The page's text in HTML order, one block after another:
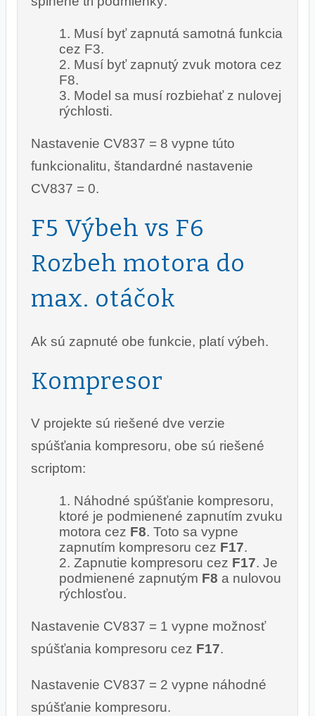
Musí byť zapnutá samotná funkcia
cez F3.
Musí byť zapnutý zvuk motora cez
F8.
Model sa musí rozbiehať z nulovej
rýchlosti.
Nastavenie CV837 = 8 vypne túto
funkcionalitu, štandardné nastavenie
CV837 = 0.
F5 Výbeh vs F6
Rozbeh motora do
max. otáčok
Ak sú zapnuté obe funkcie, platí výbeh.
Kompresor
V projekte sú riešené dve verzie
spúšťania kompresoru, obe sú riešené
scriptom:
Náhodné spúšťanie kompresoru,
ktoré je podmienené zapnutím zvuku
motora cez F8. Toto sa vypne
zapnutím kompresoru cez F17.
Zapnutie kompresoru cez F17. Je
podmienené zapnutým F8 a nulovou
rýchlosťou.
Nastavenie CV837 = 1 vypne možnosť
spúšťania kompresoru cez F17.
Nastavenie CV837 = 2 vypne náhodné
spúšťanie kompresoru.